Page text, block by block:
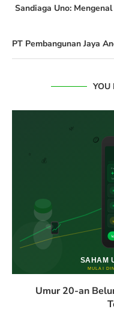
Sandiaga Uno:
PT Pembangunan Jaya
YOU
Umur 20-an